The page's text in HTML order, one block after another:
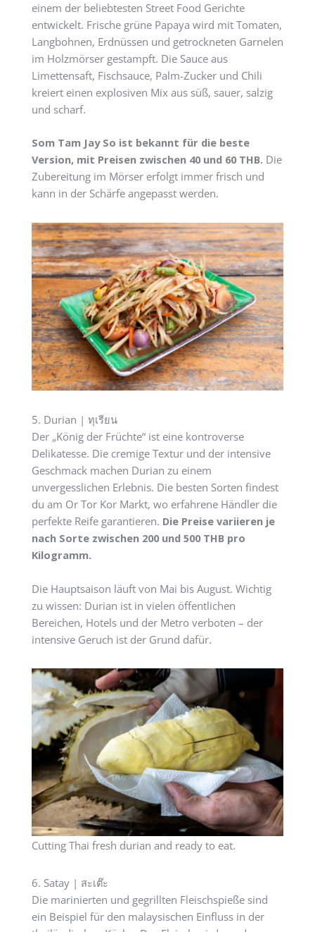
einem der beliebtesten Street Food Gerichte
entwickelt. Frische grüne Papaya wird mit Tomaten,
Langbohnen, Erdnüssen und getrockneten Garnelen
im Holzmörser gestampft. Die Sauce aus
Limettensaft, Fischsauce, Palm-Zucker und Chili
kreiert einen explosiven Mix aus süß, sauer, salzig
und scharf.
Som Tam Jay So ist bekannt für die beste
Version, mit Preisen zwischen 40 und 60 THB. Die
Zubereitung im Mörser erfolgt immer frisch und
kann in der Schärfe angepasst werden.
5. Durian | ทุเรียน
Der „König der Früchte“ ist eine kontroverse
Delikatesse. Die cremige Textur und der intensive
Geschmack machen Durian zu einem
unvergesslichen Erlebnis. Die besten Sorten findest
du am Or Tor Kor Markt, wo erfahrene Händler die
perfekte Reife garantieren. Die Preise variieren je
nach Sorte zwischen 200 und 500 THB pro
Kilogramm.
Die Hauptsaison läuft von Mai bis August. Wichtig
zu wissen: Durian ist in vielen öffentlichen
Bereichen, Hotels und der Metro verboten – der
intensive Geruch ist der Grund dafür.
Cutting Thai fresh durian and ready to eat.
6. Satay | สะเต๊ะ
Die marinierten und gegrillten Fleischspieße sind
ein Beispiel für den malaysischen Einfluss in der